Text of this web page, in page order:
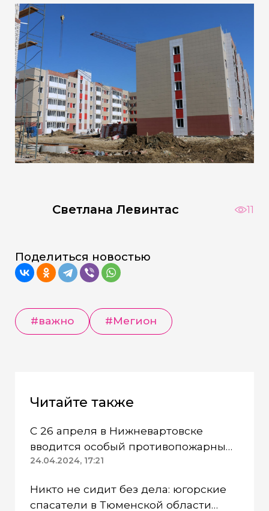
Светлана Левинтас 11
Поделиться новостью
#важно #Мегион
Читайте также
С 26 апреля в Нижневартовске
вводится особый противопожарный
режим
24.04.2024, 17:21
Никто не сидит без дела: югорские
спасатели в Тюменской области